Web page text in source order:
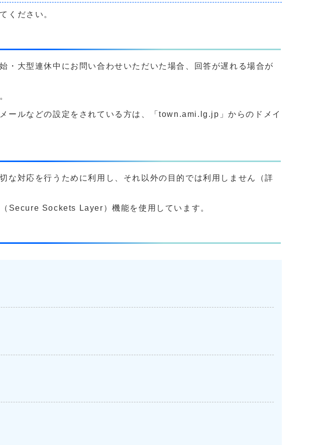
ください。
・大型連休中にお問い合わせいただいた場合、回答が遅れる場合が
ールなどの設定をされている方は、「town.ami.lg.jp」からのドメイ
な対応を行うために利用し、それ以外の目的では利用しません（詳
Secure Sockets Layer）機能を使用しています。